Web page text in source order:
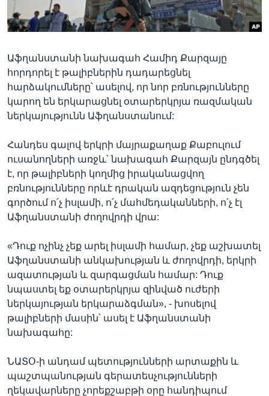
Աֆղանստանի նախագահ Համիդ Քարզայը
հորդորել է թալիբներին դադարեցնել
հարձակումները՝ ասելով, որ նոր բռնությունները
կարող են երկարացնել օտարերկրյա ռազմական
ներկայությունն Աֆղանստանում:
Հանդես գալով երկրի մայրաքաղաք Քաբուլում
ուսանողների առջև՝ նախագահ Քարզայն ընդգծել
է, որ թալիբների կողմից իրականացվող
բռնությունները որևէ դրական ազդեցություն չեն
գործում ո՛չ իսլամի, ո՛չ մահմեդականների, ո՛չ էլ
Աֆղանստանի ժողովրդի վրա:
«Դուք ոչինչ չեք արել իսլամի համար, չեք աշխատել
Աֆղանստանի անկախության և ժողովրդի, երկրի
ազատության և զարգացման համար: Դուք
նպաստել եք օտարերկրյա զինված ուժերի
ներկայության երկարաձգման», - խոսելով
թալիբների մասին՝ ասել է Աֆղանստանի
նախագահը:
ՆԱՏՕ-ի անդամ պետությունների արտաքին և
պաշտպանության գերատեսչությունների
ղեկավարները չորեքշաբթի օրը հանդիպում